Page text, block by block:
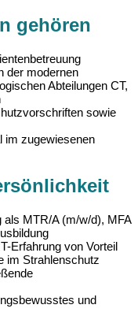
gehören
der modernen
Abteilungen CT,
sowie
im zugewiesenen
MTR/A (m/w/d), MFA
Erfahrung von Vorteil
im Strahlenschutz
und